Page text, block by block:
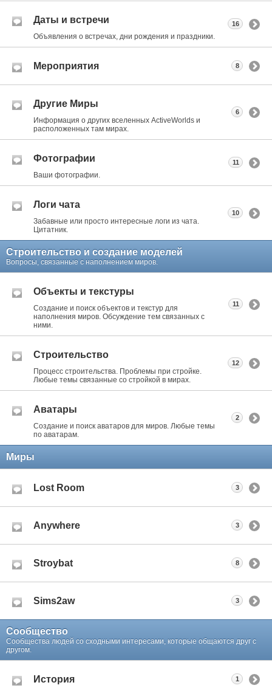
Даты и встречи
Объявления о встречах, дни рождения и праздники.
16
Мероприятия 8
Другие Миры
Информация о других вселенных ActiveWorlds и
расположенных там мирах.
6
Фотографии
Ваши фотографии.
11
Логи чата
Забавные или просто интересные логи из чата.
Цитатник.
10
Строительство и создание моделей
Вопросы, связанные с наполнением миров.
Объекты и текстуры
Создание и поиск объектов и текстур для
наполнения миров. Обсуждение тем связанных с
ними.
11
Строительство
Процесс строительства. Проблемы при стройке.
Любые темы связанные со стройкой в мирах.
12
Аватары
Создание и поиск аватаров для миров. Любые темы
по аватарам.
2
Миры
Lost Room 3
Anywhere 3
Stroybat 8
Sims2aw 3
Сообщество
Сообщества людей со сходными интересами, которые общаются друг с
другом.
История 1